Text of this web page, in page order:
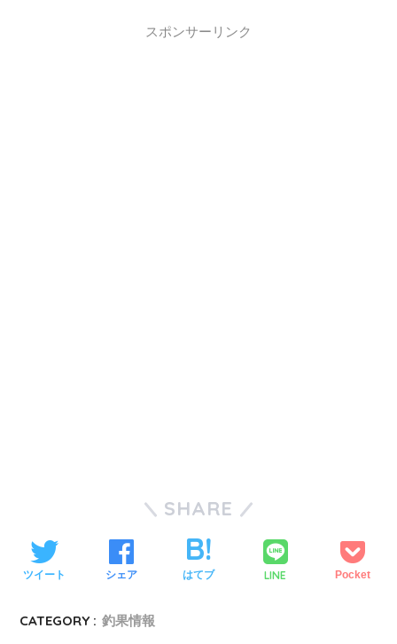
スポンサーリンク
SHARE
ツイート シェア はてブ LINE Pocket
CATEGORY : 釣果情報